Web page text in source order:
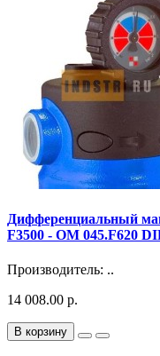
Дифференциальный
F3500 - OM 045.F620
Производитель: ..
14 008.00 р.
В корзину